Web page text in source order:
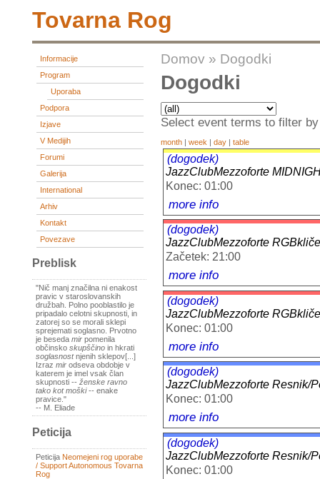
Tovarna Rog
Informacije
Program
Uporaba
Podpora
Izjave
V Medijih
Forumi
Galerija
International
Arhiv
Kontakt
Povezave
Preblisk
"Nič manj značilna ni enakost
pravic v staroslovanskih
družbah. Polno pooblastilo je
pripadalo celotni skupnosti, in
zatorej so se morali sklepi
sprejemati soglasno. Prvotno
je beseda mir pomenila
občinsko skupščino in hkrati
soglasnostnjenih sklepov[...]
Izraz mir odseva obdobje v
katerem je imel vsak član
skupnosti -- ženske ravno
tako kot moški-- enake
pravice."
-- M. Eliade
Peticija
Peticija Neomejeni rog uporabe
/ Support Autonomous Tovarna
Rog
Domov » Dogodki
Dogodki
Select event terms to filter by
month | week | day | table
(dogodek)
JazzClubMezzoforte
Konec: 01:00
more info
(dogodek)
JazzClubMezzoforte
Začetek: 21:00
more info
(dogodek)
JazzClubMezzoforte
Konec: 01:00
more info
(dogodek)
JazzClubMezzoforte Resnik/
Konec: 01:00
more info
(dogodek)
JazzClubMezzoforte Resnik/
Konec: 01:00